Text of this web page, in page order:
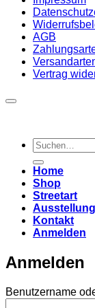
AGB
Vertrag
Suchen
nach:
Home
Shop
Streetart
Kontakt
Anmelden
Anmelden
Benutzername